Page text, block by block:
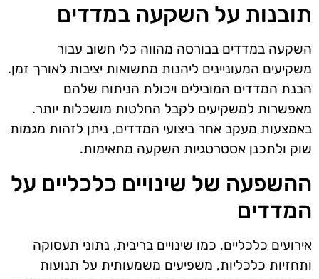
תובנות על השקעה במדדים
השקעה במדדים בבורסה מהווה כלי חשוב עבור
משקיעים המעוניינים ליהנות מתשואות יציבות לאורך זמן.
הבנת המדדים המובילים ויכולת הניתוח שלהם
מאפשרות למשקיעים לקבל החלטות מושכלות יותר.
באמצעות מעקב אחר ביצועי המדדים, ניתן לזהות מגמות
שוק ולתכנן אסטרטגיות השקעה מתאימות.
ההשפעה של שינויים כלכליים על
המדדים
אירועים כלכליים, כמו שינויים בריבית, נתוני תעסוקה
ותחזיות כלכליות, משפיעים משמעותית על תנועות